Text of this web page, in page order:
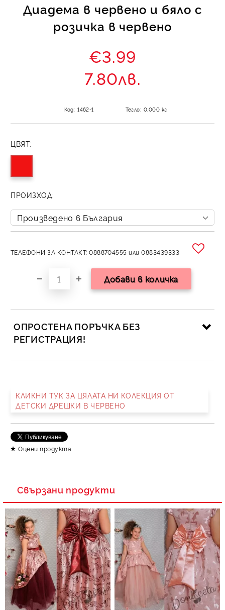
Диадема в червено и бяло с
розичка в червено
€3.99
7.80лв.
Код: 1462-1 Тегло: 0.000 кг
ЦВЯТ:
ПРОИЗХОД:
ТЕЛЕФОНИ ЗА КОНТАКТ: 0888704555 или 0883439333
ОПРОСТЕНА ПОРЪЧКА БЕЗ
РЕГИСТРАЦИЯ!
Ние ще се свържем с вас в рамките на работния ден.
КЛИКНИ ТУК ЗА ЦЯЛАТА НИ КОЛЕКЦИЯ ОТ
ДЕТСКИ ДРЕШКИ В ЧЕРВЕНО
Оцени продукта
Свързани продукти